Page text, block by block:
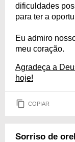
dificuldades
para ter a
Eu admiro
meu coração.
Agradeça a
hoje!
COPIAR
Sorriso de